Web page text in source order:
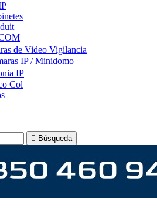
de Video Vigilancia
IP / Minidomo
IP
Col
 Búsqueda